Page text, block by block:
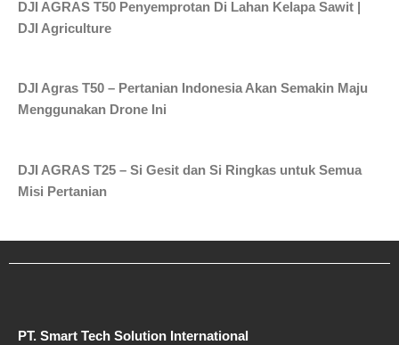
DJI AGRAS T50 Penyemprotan Di Lahan Kelapa Sawit |
DJI Agriculture
DJI Agras T50 – Pertanian Indonesia Akan Semakin Maju
Menggunakan Drone Ini
DJI AGRAS T25 – Si Gesit dan Si Ringkas untuk Semua
Misi Pertanian
PT. Smart Tech Solution International